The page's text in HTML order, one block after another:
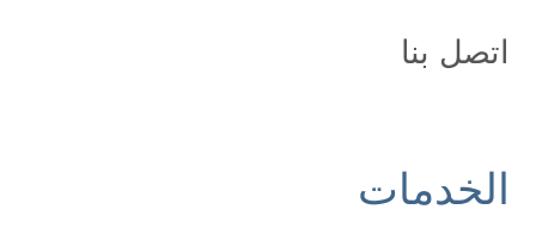
الخدمات
اتصل بنا